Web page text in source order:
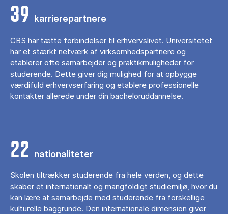
39 karrierepartnere
CBS har tætte forbindelser til erhvervslivet. Universitetet
har et stærkt netværk af virksomhedspartnere og
etablerer ofte samarbejder og praktikmuligheder for
studerende. Dette giver dig mulighed for at opbygge
værdifuld erhvervserfaring og etablere professionelle
kontakter allerede under din bacheloruddannelse.
22 nationaliteter
Skolen tiltrækker studerende fra hele verden, og dette
skaber et internationalt og mangfoldigt studiemiljø, hvor du
kan lære at samarbejde med studerende fra forskellige
kulturelle baggrunde. Den internationale dimension giver